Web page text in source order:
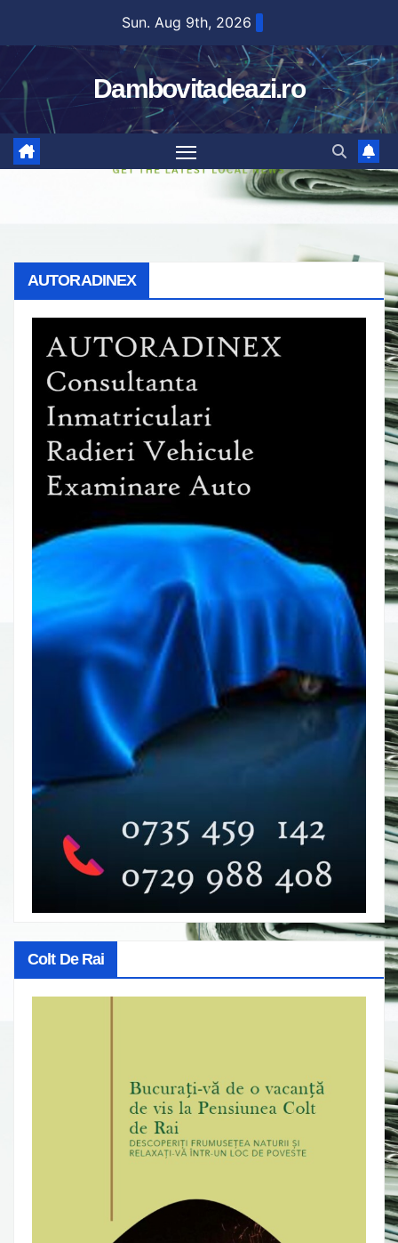
content
Sun. Aug 9th, 2026
Dambovitadeazi.ro
AUTORADINEX
Colt De Rai